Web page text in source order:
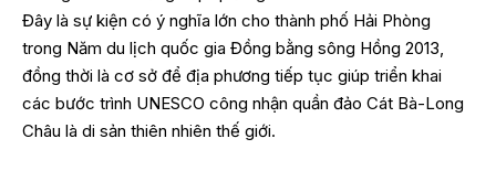
Đây là sự kiện có ý nghĩa lớn cho thành phố Hải Phòng
trong Năm du lịch quốc gia Đồng bằng sông Hồng 2013,
đồng thời là cơ sở để địa phương tiếp tục giúp triển khai
các bước trình UNESCO công nhận quần đảo Cát Bà-Long
Châu là di sản thiên nhiên thế giới.